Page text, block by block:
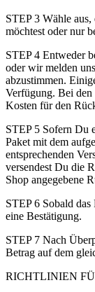
STEP 3 Wähle
möchtest oder nur
STEP 4 Entweder
oder wir melden
abzustimmen.
Verfügung. Bei den
Kosten für den
STEP 5 Sofern Du
Paket mit dem
entsprechenden
versendest Du die
Shop angegebene
STEP 6 Sobald
eine Bestätigung.
STEP 7 Nach
Betrag auf dem
RICHTLINIEN